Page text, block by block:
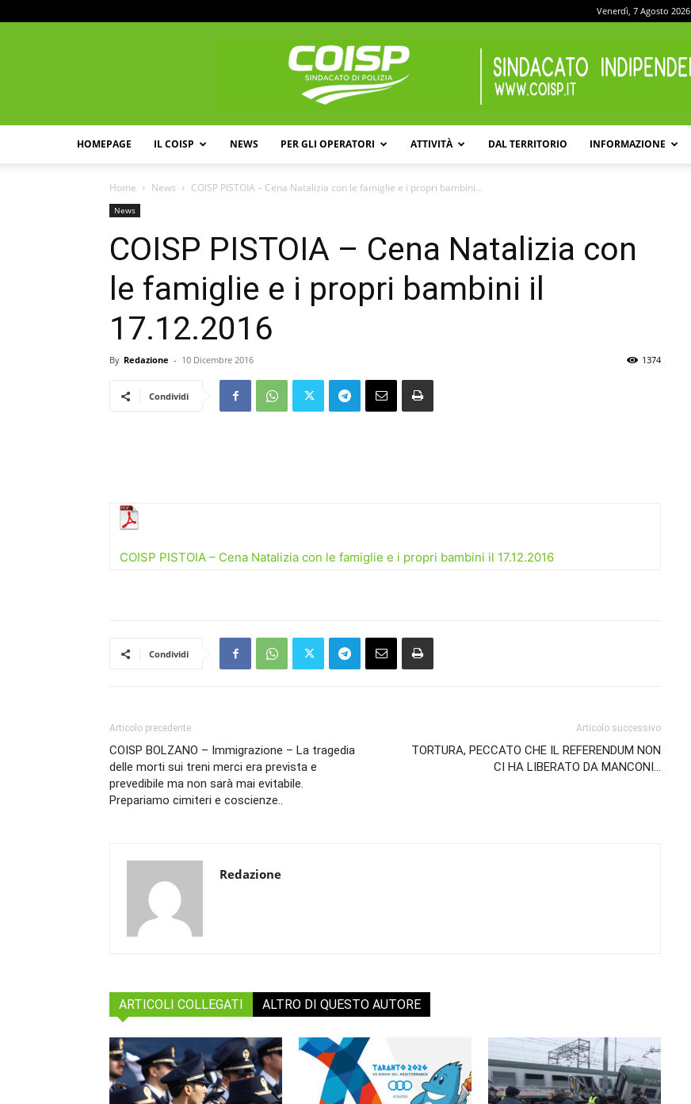
Venerdì, 7 Agosto 2026
HOMEPAGE IL COISP NEWS PER GLI OPERATORI ATTIVITÀ DAL TERRITORIO INFORMAZIONE
Home News COISP PISTOIA – Cena Natalizia con le famiglie e i propri bambini...
News
COISP PISTOIA – Cena Natalizia con
le famiglie e i propri bambini il
17.12.2016
By Redazione - 10 Dicembre 2016 1374
Condividi
COISP PISTOIA – Cena Natalizia con le famiglie e i propri bambini il 17.12.2016
Condividi
Articolo precedente
COISP BOLZANO – Immigrazione – La tragedia
delle morti sui treni merci era prevista e
prevedibile ma non sarà mai evitabile.
Prepariamo cimiteri e coscienze..
Articolo successivo
TORTURA, PECCATO CHE IL REFERENDUM NON
CI HA LIBERATO DA MANCONI…
Redazione
ARTICOLI COLLEGATI ALTRO DI QUESTO AUTORE